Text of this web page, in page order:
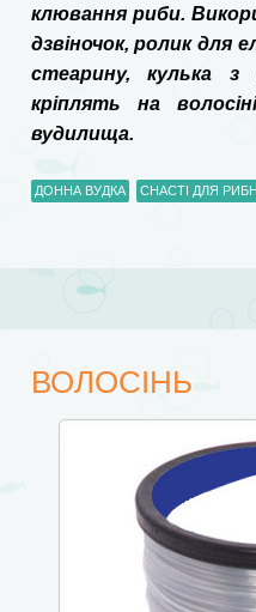
клювання риби.
дзвіночок, ролик для
стеарину, кулька
кріплять на
вудилища.
ДОННА ВУДКА СНАСТІ ДЛЯ
ВОЛОСІНЬ